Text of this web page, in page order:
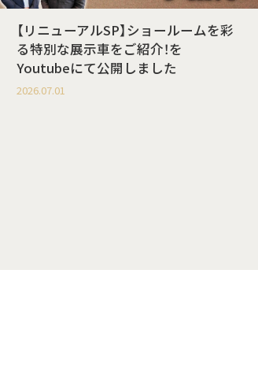
【リニューアルSP】ショールームを彩
る特別な展示車をご紹介！を
Youtubeにて公開しました
2026.07.01